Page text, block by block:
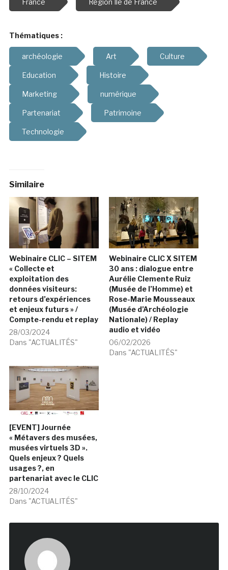
France Région Ile de France
Thématiques :
archéologie Art Culture
Education Histoire
Marketing numérique
Partenariat Patrimoine
Technologie
Similaire
Webinaire CLIC – SITEM
« Collecte et
exploitation des
données visiteurs:
retours d’expériences
et enjeux futurs » /
Compte-rendu et replay
28/03/2024
Dans "ACTUALITÉS"
Webinaire CLIC X SITEM
30 ans : dialogue entre
Aurélie Clemente Ruiz
(Musée de l’Homme) et
Rose-Marie Mousseaux
(Musée d’Archéologie
Nationale) / Replay
audio et vidéo
06/02/2026
Dans "ACTUALITÉS"
[EVENT] Journée
« Métavers des musées,
musées virtuels 3D ».
Quels enjeux ? Quels
usages ?, en
partenariat avec le CLIC
28/10/2024
Dans "ACTUALITÉS"